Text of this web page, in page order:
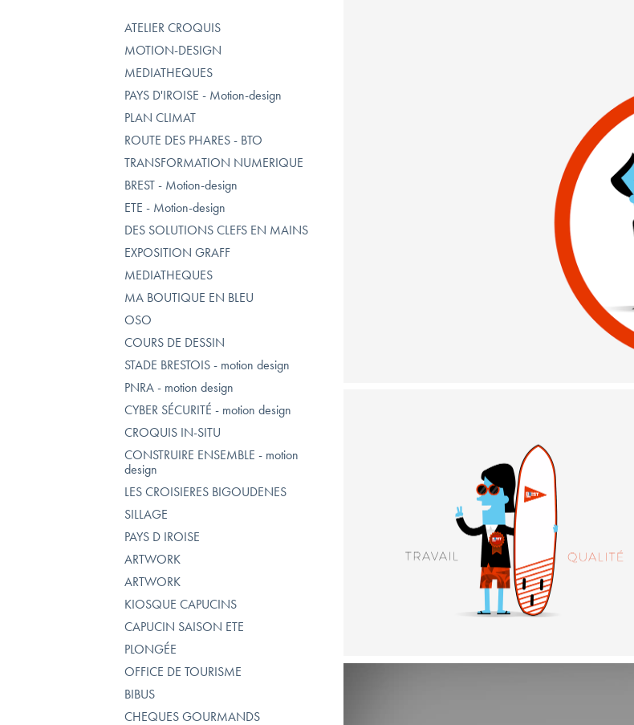
ATELIER CROQUIS
MOTION-DESIGN
MEDIATHEQUES
PAYS D'IROISE - Motion-design
PLAN CLIMAT
ROUTE DES PHARES - BTO
TRANSFORMATION NUMERIQUE
BREST - Motion-design
ETE - Motion-design
DES SOLUTIONS CLEFS EN MAINS
EXPOSITION GRAFF
MEDIATHEQUES
MA BOUTIQUE EN BLEU
OSO
COURS DE DESSIN
STADE BRESTOIS - motion design
PNRA - motion design
CYBER SÉCURITÉ - motion design
CROQUIS IN-SITU
CONSTRUIRE ENSEMBLE - motion
design
LES CROISIERES BIGOUDENES
SILLAGE
PAYS D IROISE
ARTWORK
ARTWORK
KIOSQUE CAPUCINS
CAPUCIN SAISON ETE
PLONGÉE
OFFICE DE TOURISME
BIBUS
CHEQUES GOURMANDS